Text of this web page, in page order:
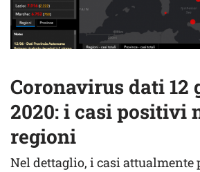
Coronavirus dati 12
2020: i casi positivi
regioni
Nel dettaglio, i casi